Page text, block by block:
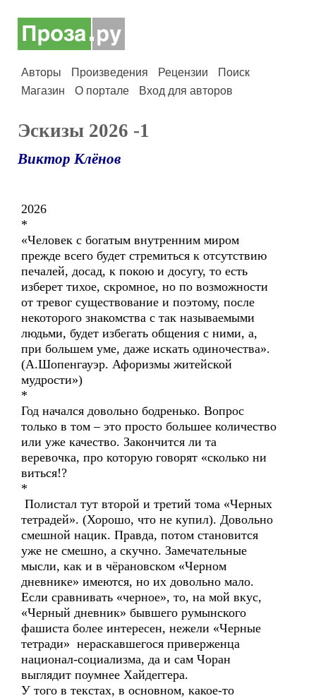
Авторы Произведения Рецензии
Поиск
Магазин
О портале Вход для авторов
Эскизы 2026 -1
Виктор Клёнов
2026
*
«Человек с богатым внутренним миром
прежде всего будет стремиться к отсутствию
печалей, досад, к покою и досугу, то есть
изберет тихое, скромное, но по возможности
от тревог существование и поэтому, после
некоторого знакомства с так называемыми
людьми, будет избегать общения с ними, а,
при большем уме, даже искать одиночества».
(А.Шопенгауэр. Афоризмы житейской
мудрости»)
*
Год начался довольно бодренько. Вопрос
только в том – это просто большее количество
или уже качество. Закончится ли та
веревочка, про которую говорят «сколько ни
виться!?
*
Полистал тут второй и третий тома «Черных
тетрадей». (Хорошо, что не купил). Довольно
смешной нацик. Правда, потом становится
уже не смешно, а скучно. Замечательные
мысли, как и в чёрановском «Черном
дневнике» имеются, но их довольно мало.
Если сравнивать «черное», то, на мой вкус,
«Черный дневник» бывшего румынского
фашиста более интересен, нежели «Черные
тетради» нераскавшегося приверженца
национал-социализма, да и сам Чоран
выглядит поумнее Хайдеггера.
У того в текстах, в основном, какое-то